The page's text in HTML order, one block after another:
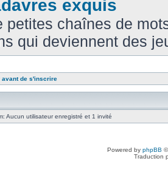
exquis
petites chaînes de
qui deviennent des
avant de s'inscrire
Aucun utilisateur enregistré et 1 invité
Powered by phpBB
Traduction